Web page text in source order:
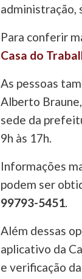
administração,
Para conferir
Casa do
As pessoas
Alberto
sede da
9h às 17h.
Informações
podem ser
99793-5451.
Além dessas
aplicativo da
e verificação